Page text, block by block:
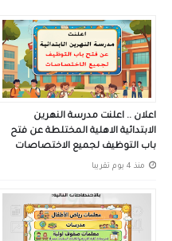
اعلان .. اعلنت مدرسة النهرين
الابتدائية الاهلية المختلطة عن فتح
باب التوظيف لجميع الاختصاصات
منذ 4 يوم تقريبا